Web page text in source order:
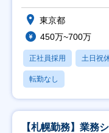
東京都
450万~700万
正社員採用 土日祝
転勤なし
【札幌勤務】業務